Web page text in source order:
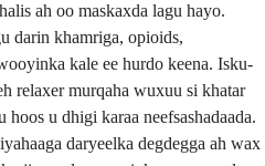
ah oo maskaxda lagu hayo.
darin khamriga, opioids,
kale ee hurdo keena. Isku-
relaxer murqaha wuxuu si khatar
u dhigi karaa neefsashadaada.
daryeelka degdegga ah wax